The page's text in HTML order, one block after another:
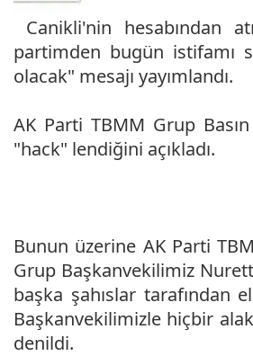
Canikli'nin hesabından
partimden bugün istifamı
olacak" mesajı yayımlandı.
AK Parti TBMM Grup
"hack" lendiğini açıkladı.
Bunun üzerine AK Parti
Grup Başkanvekilimiz
başka şahıslar tarafından
Başkanvekilimizle hiçbir
denildi.